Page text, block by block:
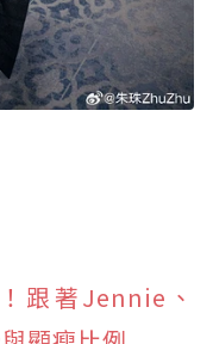
跟著Jennie、